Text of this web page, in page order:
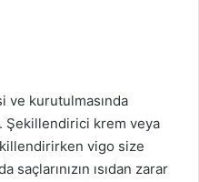
ve kurutulmasında
Şekillendirici krem veya
vigo size
saçlarınızın ısıdan zarar